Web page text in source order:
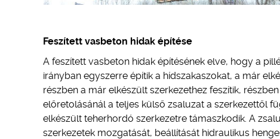
Feszített vasbeton hidak építése
A feszített vasbeton hidak építésének elve, hogy a
irányban egyszerre építik a hídszakaszokat, a már
részben a már elkészült szerkezethez feszítik,
előretolásánál a teljes külső zsaluzat a szerkezettől
elkészült teherhordó szerkezetre támaszkodik. A
szerkezetek mozgatását, beállítását hidraulikus